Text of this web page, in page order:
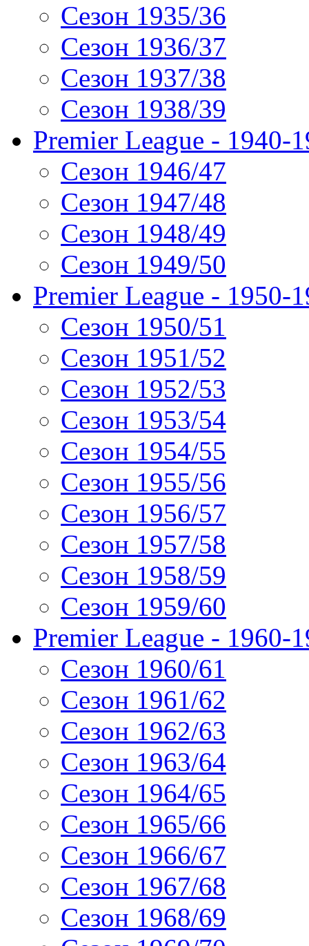
Сезон 1935/36
Сезон 1936/37
Сезон 1937/38
Сезон 1938/39
Premier League - 1940-
Сезон 1946/47
Сезон 1947/48
Сезон 1948/49
Сезон 1949/50
Premier League - 1950-
Сезон 1950/51
Сезон 1951/52
Сезон 1952/53
Сезон 1953/54
Сезон 1954/55
Сезон 1955/56
Сезон 1956/57
Сезон 1957/58
Сезон 1958/59
Сезон 1959/60
Premier League - 1960-
Сезон 1960/61
Сезон 1961/62
Сезон 1962/63
Сезон 1963/64
Сезон 1964/65
Сезон 1965/66
Сезон 1966/67
Сезон 1967/68
Сезон 1968/69